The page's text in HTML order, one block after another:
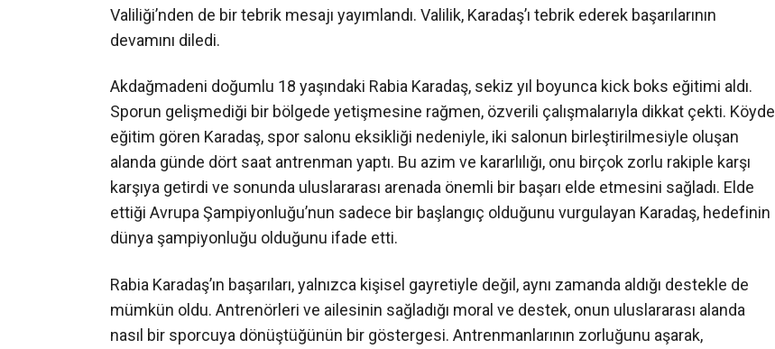
Valiliği’nden de bir tebrik mesajı yayımlandı. Valilik, Karadaş’ı tebrik ederek başarılarının
devamını diledi.
Akdağmadeni doğumlu 18 yaşındaki Rabia Karadaş, sekiz yıl boyunca kick boks eğitimi aldı.
Sporun gelişmediği bir bölgede yetişmesine rağmen, özverili çalışmalarıyla dikkat çekti. Köyde
eğitim gören Karadaş, spor salonu eksikliği nedeniyle, iki salonun birleştirilmesiyle oluşan
alanda günde dört saat antrenman yaptı. Bu azim ve kararlılığı, onu birçok zorlu rakiple karşı
karşıya getirdi ve sonunda uluslararası arenada önemli bir başarı elde etmesini sağladı. Elde
ettiği Avrupa Şampiyonluğu’nun sadece bir başlangıç olduğunu vurgulayan Karadaş, hedefinin
dünya şampiyonluğu olduğunu ifade etti.
Rabia Karadaş’ın başarıları, yalnızca kişisel gayretiyle değil, aynı zamanda aldığı destekle de
mümkün oldu. Antrenörleri ve ailesinin sağladığı moral ve destek, onun uluslararası alanda
nasıl bir sporcuya dönüştüğünün bir göstergesi. Antrenmanlarının zorluğunu aşarak,